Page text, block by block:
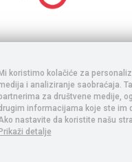
nakon čega se vrše
tačnost sadržaja, te Vas
Mi koristimo kolačiće za
i analiziranje saobraćaja.
za društvene medije,
informacijama koje ste im
nastavite da koristite našu
Prikaži detalje